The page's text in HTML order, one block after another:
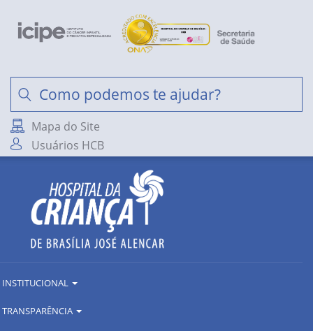
Mapa do Site
Usuários HCB
INSTITUCIONAL
TRANSPARÊNCIA